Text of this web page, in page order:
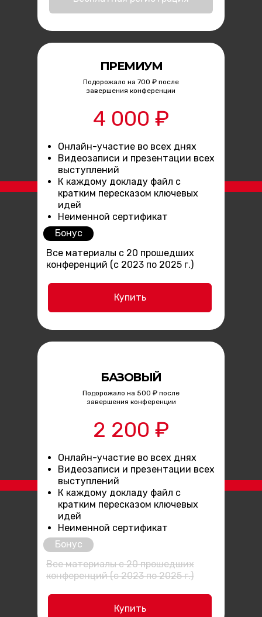
Купить
Все материалы с 20 прошедших
конференций (с 2023 по 2025 г.)
Бонус
Онлайн-участие во всех днях
Видеозаписи и презентации всех
выступлений
К каждому докладу файл с
кратким пересказом ключевых
идей
Неименной сертификат
2 200 ₽
Подорожало на 500 ₽ после
завершения конференции
БАЗОВЫЙ
Купить
Все материалы с 20 прошедших
конференций (с 2023 по 2025 г.)
Бонус
Онлайн-участие во всех днях
Видеозаписи и презентации всех
выступлений
К каждому докладу файл с
кратким пересказом ключевых
идей
Неименной сертификат
4 000 ₽
Подорожало на 700 ₽ после
завершения конференции
ПРЕМИУМ